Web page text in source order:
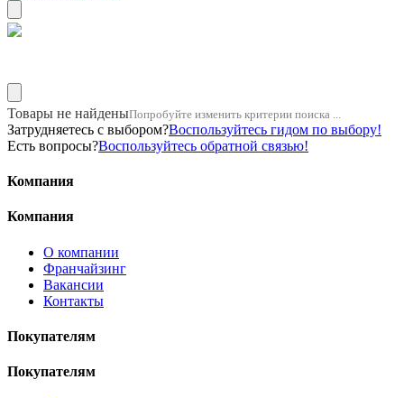
Товары не найденыПопробуйте изменить критерии поиска ...
Затрудняетесь с выбором?Воспользуйтесь гидом по выбору!
Есть вопросы?Воспользуйтесь обратной связью!
Компания
Компания
О компании
Франчайзинг
Вакансии
Контакты
Покупателям
Покупателям